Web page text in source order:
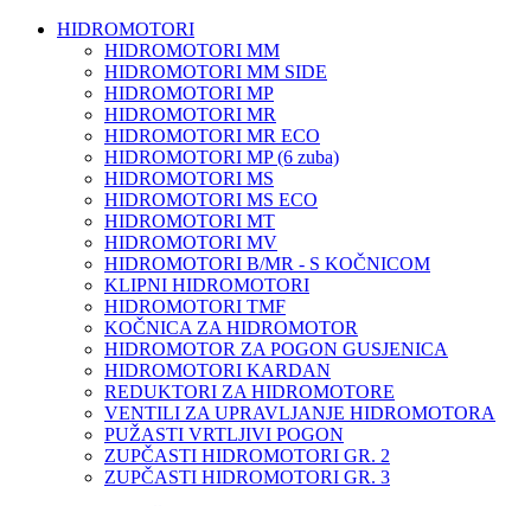
HIDROMOTORI
HIDROMOTORI MM
HIDROMOTORI MM SIDE
HIDROMOTORI MP
HIDROMOTORI MR
HIDROMOTORI MR ECO
HIDROMOTORI MP (6 zuba)
HIDROMOTORI MS
HIDROMOTORI MS ECO
HIDROMOTORI MT
HIDROMOTORI MV
HIDROMOTORI B/MR - S KOČNICOM
KLIPNI HIDROMOTORI
HIDROMOTORI TMF
KOČNICA ZA HIDROMOTOR
HIDROMOTOR ZA POGON GUSJENICA
HIDROMOTORI KARDAN
REDUKTORI ZA HIDROMOTORE
VENTILI ZA UPRAVLJANJE HIDROMOTORA
PUŽASTI VRTLJIVI POGON
ZUPČASTI HIDROMOTORI GR. 2
ZUPČASTI HIDROMOTORI GR. 3